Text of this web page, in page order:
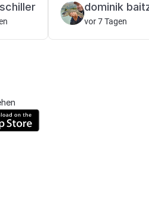
dominik
vor 7 Tagen